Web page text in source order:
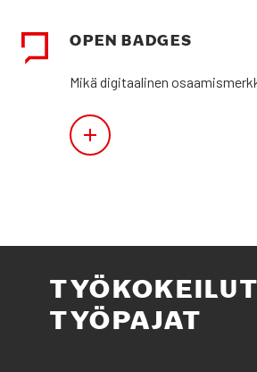
OPEN BAD­GES
Mikä digi­taa­li­nen
TYÖ­PA­JAT